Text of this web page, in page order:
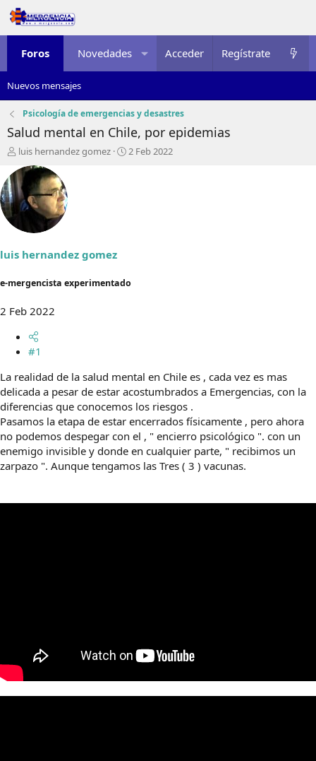
Foros Novedades Multimedia Recursos
Acceder Regístrate
Nuevos mensajes
Psicología de emergencias y desastres
Salud mental en Chile, por epidemias
I
i
c
i
a
d
r
l
e
a
luis hernandez gomez
F
i
2 Feb 2022
luis hernandez gomez
e-mergencista experimentado
2 Feb 2022
#1
La realidad de la salud mental en Chile es , cada vez es mas
delicada a pesar de estar acostumbrados a Emergencias, con la
diferencias que conocemos los riesgos .
Pasamos la etapa de estar encerrados físicamente , pero ahora
no podemos despegar con el , " encierro psicológico ". con un
enemigo invisible y donde en cualquier parte, " recibimos un
zarpazo ". Aunque tengamos las Tres ( 3 ) vacunas.